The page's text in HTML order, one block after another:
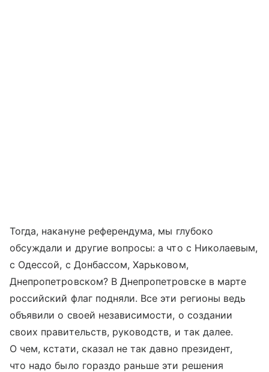
Тогда, накануне референдума, мы глубоко
обсуждали и другие вопросы: а что с Николаевым,
с Одессой, с Донбассом, Харьковом,
Днепропетровском? В Днепропетровске в марте
российский флаг подняли. Все эти регионы ведь
объявили о своей независимости, о создании
своих правительств, руководств, и так далее.
О чем, кстати, сказал не так давно президент,
что надо было гораздо раньше эти решения